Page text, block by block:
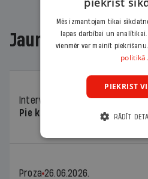
Jaunākajā žurnālā
Intervija
26.06.2026.
Pie kaimiņiem igauņiem
Proza 26.06.2026.
Mēs izmantojam tikai
lapas darbībai un
vienmēr var mainīt
politikā.
PIEKRIST
RĀDĪT